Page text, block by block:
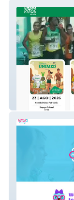
RiTos Esportes